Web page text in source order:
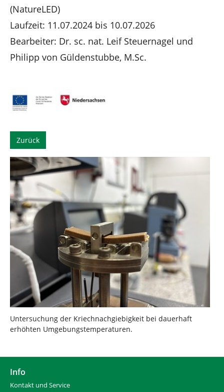
(NatureLED)
Laufzeit: 11.07.2024 bis 10.07.2026
Bearbeiter: Dr. sc. nat. Leif Steuernagel und
Philipp von Güldenstubbe, M.Sc.
Zurück
Untersuchung der Kriechnachgiebigkeit bei dauerhaft
erhöhten Umgebungstemperaturen.
Info
Kontakt und Service